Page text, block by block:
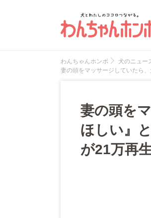
わんちゃんホンポ 犬のニュー
妻の頭をマッサージしていたら
妻の頭を
ほしい』
が21万再